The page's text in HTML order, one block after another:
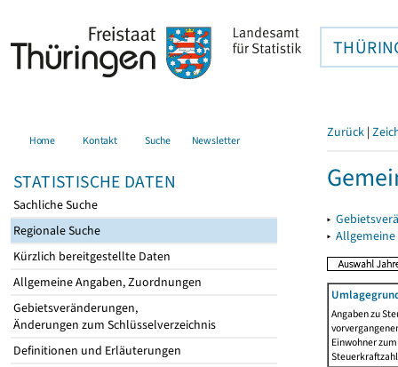
Home Kontakt Suche Newsletter
STATISTISCHE DATEN
Sachliche Suche
Regionale Suche
Kürzlich bereitgestellte Daten
Allgemeine Angaben, Zuordnungen
Gebietsveränderungen,
Änderungen zum Schlüsselverzeichnis
Definitionen und Erläuterungen
Zurück |
▸
▸
Angaben zu
Einwohner